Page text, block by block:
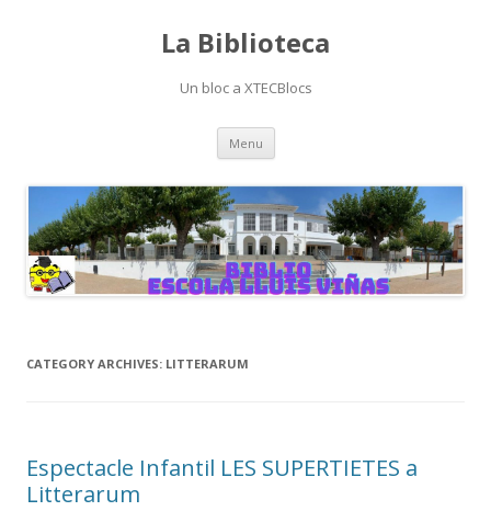
La Biblioteca
Un bloc a XTECBlocs
Menu Skip
content
CATEGORY ARCHIVES: LITTERARUM
Espectacle Infantil LES SUPERTIETES a
Litterarum